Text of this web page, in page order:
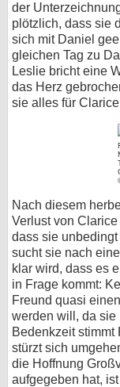
der
plötzlich, dass sie
sich mit Daniel
gleichen Tag zu
Leslie bricht eine
das Herz
sie alles für
Nach diesem
Verlust von
dass sie
sucht sie nach
klar wird, dass es
in Frage kommt:
Freund quasi
werden will, da
Bedenkzeit
stürzt sich
die Hoffnung
aufgegeben hat,